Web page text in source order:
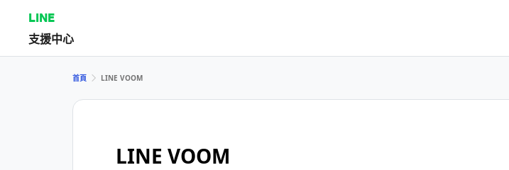
LINE
支援中心
首頁 LINE VOOM
LINE VOOM